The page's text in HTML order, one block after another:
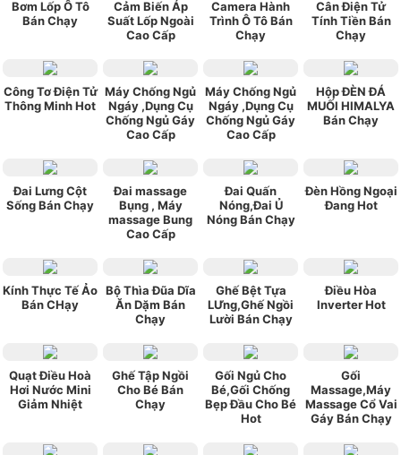
Bơm Lốp Ô Tô
Bán Chạy
Cảm Biến Áp
Suất Lốp Ngoài
Cao Cấp
Camera Hành
Trình Ô Tô Bán
Chạy
Cân Điện Tử
Tính Tiền Bán
Chạy
Công Tơ Điện Tử
Thông Minh Hot
Máy Chống Ngủ
Ngáy ,Dụng Cụ
Chống Ngủ Gáy
Cao Cấp
Máy Chống Ngủ
Ngáy ,Dụng Cụ
Chống Ngủ Gáy
Cao Cấp
Hộp ĐÈN ĐÁ
MUỐI HIMALYA
Bán Chạy
Đai Lưng Cột
Sống Bán Chạy
Đai massage
Bụng , Máy
massage Bung
Cao Cấp
Đai Quấn
Nóng,Đai Ủ
Nóng Bán Chạy
Đèn Hồng Ngoại
Đang Hot
Kính Thực Tế Ảo
Bán CHạy
Bộ Thìa Đũa Dĩa
Ăn Dặm Bán
Chạy
Ghế Bệt Tựa
LƯng,Ghế Ngồi
Lười Bán Chạy
Điều Hòa
Inverter Hot
Quạt Điều Hoà
Hơi Nước Mini
Giảm Nhiệt
Ghế Tập Ngồi
Cho Bé Bán
Chạy
Gối Ngủ Cho
Bé,Gối Chống
Bẹp Đầu Cho Bé
Hot
Gối
Massage,Máy
Massage Cổ Vai
Gáy Bán Chạy